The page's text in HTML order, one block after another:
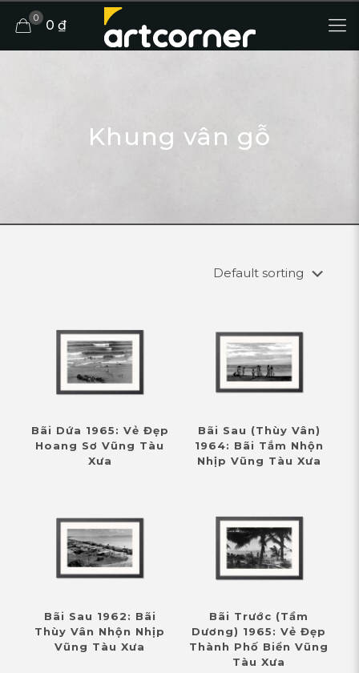
0 0 ₫
Khung vân gỗ
Bãi Dứa 1965: Vẻ Đẹp
Hoang Sơ Vũng Tàu
Xưa
Bãi Sau (Thùy Vân)
1964: Bãi Tắm Nhộn
Nhịp Vũng Tàu Xưa
Bãi Sau 1962: Bãi
Thùy Vân Nhộn Nhịp
Vũng Tàu Xưa
Bãi Trước (Tầm
Dương) 1965: Vẻ Đẹp
Thành Phố Biển Vũng
Tàu Xưa